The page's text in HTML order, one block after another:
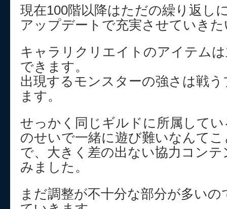
現在100階以降はただの繰り返し
アップデートで充実させていき
キャラリクリエイトのアイテム
できます。
出現するモンスターの強さは戦
ます。
せっかく同じギルドに所属して
のせいで一緒に遊び難いなんて
で、大きく差の出ない協力コン
みました。
まだ調整が不十分な部分が多い